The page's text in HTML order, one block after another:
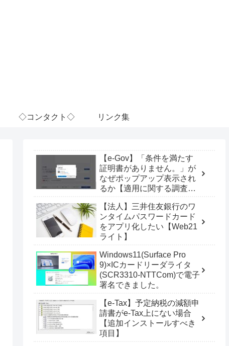
◇コンタクト◇ リンク集
【e-Gov】「条件を満たす
証明書がありません。」が
なぜポップアップ表示され
るか【適用に関する調査
【法人】三井住友銀行のワ
ンタイムパスワードカード
をアプリ化したい【Web21
ライト】
Windows11(Surface Pro
9)×ICカードリーダライタ
(SCR3310-NTTCom)で電子
署名できました。
【e-Tax】予定納税の減額申
請書がe-Tax上にない場合
【追加インストールすべき
項目】